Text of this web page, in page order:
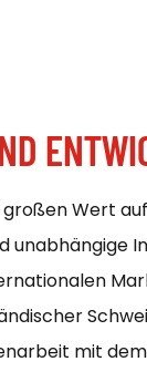
Wert
unabhängige
mit